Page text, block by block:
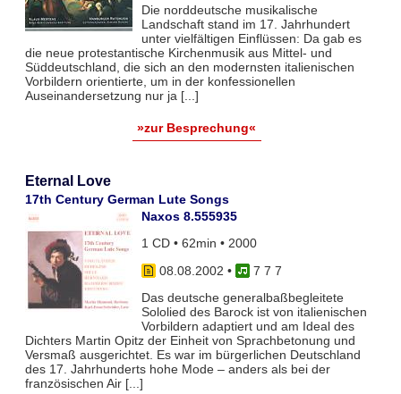
Die norddeutsche musikalische
Landschaft stand im 17. Jahrhundert
unter vielfältigen Einflüssen: Da gab es
die neue protestantische Kirchenmusik aus Mittel- und
Süddeutschland, die sich an den modernsten italienischen
Vorbildern orientierte, um in der konfessionellen
Auseinandersetzung nur ja [...]
»zur Besprechung«
Eternal Love
17th Century German Lute Songs
Naxos 8.555935
1 CD • 62min • 2000
08.08.2002 •
7 7 7
Das deutsche generalbaßbegleitete
Sololied des Barock ist von italienischen
Vorbildern adaptiert und am Ideal des
Dichters Martin Opitz der Einheit von Sprachbetonung und
Versmaß ausgerichtet. Es war im bürgerlichen Deutschland
des 17. Jahrhunderts hohe Mode – anders als bei der
französischen Air [...]